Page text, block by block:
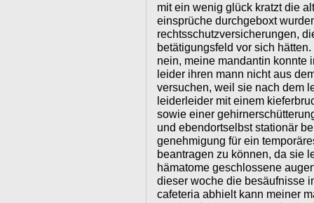
mit ein wenig glück kratzt die
einsprüche durchgeboxt
rechtsschutzversicherungen,
betätigungsfeld vor sich
nein, meine mandantin konnte
leider ihren mann nicht aus
versuchen, weil sie nach dem
leiderleider mit einem
sowie einer
und ebendortselbst stationär
genehmigung für ein
beantragen zu können, da sie
hämatome geschlossene
dieser woche die besäufnisse
cafeteria abhielt kann meiner